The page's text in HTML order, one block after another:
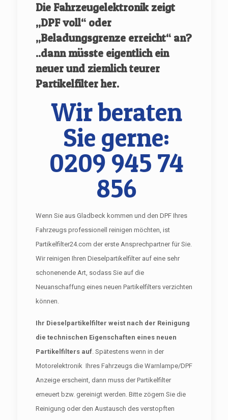
Die Fahrzeugelektronik zeigt
„DPF voll“ oder
„Beladungsgrenze erreicht“ an?
..dann müsste eigentlich ein
neuer und ziemlich teurer
Partikelfilter her.
Wir beraten
Sie gerne:
0209 945 74
856
Wenn Sie aus Gladbeck kommen und den DPF Ihres
Fahrzeugs professionell reinigen möchten, ist
Partikelfilter24.com der erste Ansprechpartner für Sie.
Wir reinigen Ihren Dieselpartikelfilter auf eine sehr
schonenende Art, sodass Sie auf die
Neuanschaffung eines neuen Partikelfilters verzichten
können.
Ihr Dieselpartikelfilter weist nach der Reinigung
die technischen Eigenschaften eines neuen
Partikelfilters auf. Spätestens wenn in der
Motorelektronik Ihres Fahrzeugs die Warnlampe/DPF
Anzeige erscheint, dann muss der Partikelfilter
erneuert bzw. gereinigt werden. Bitte zögern Sie die
Reinigung oder den Austausch des verstopften